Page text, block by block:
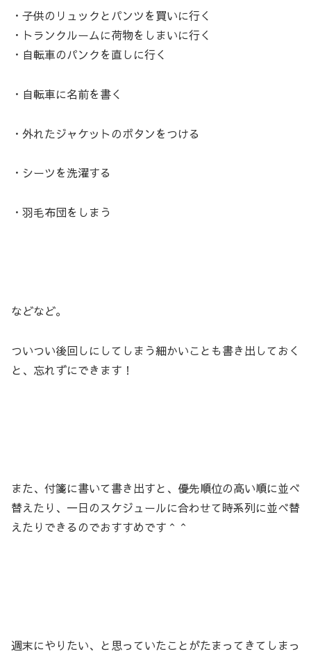
・子供のリュックとパンツを買いに行く
・トランクルームに荷物をしまいに行く
・自転車のパンクを直しに行く
・自転車に名前を書く
・外れたジャケットのボタンをつける
・シーツを洗濯する
・羽毛布団をしまう
などなど。
ついつい後回しにしてしまう細かいことも書き出しておく
と、忘れずにできます！
また、付箋に書いて書き出すと、優先順位の高い順に並べ
替えたり、一日のスケジュールに合わせて時系列に並べ替
えたりできるのでおすすめです＾＾
週末にやりたい、と思っていたことがたまってきてしまっ